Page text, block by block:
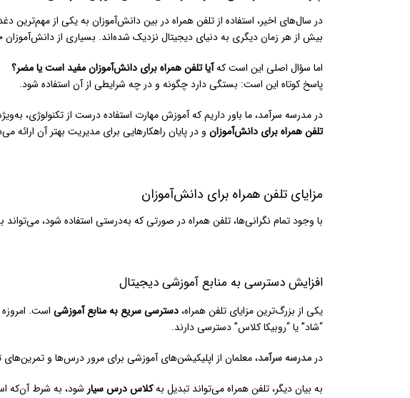
در سال‌های اخیر، استفاده از تلفن همراه در بین دانش‌آموزان به یکی از
بیش از هر زمان دیگری به دنیای دیجیتال نزدیک شده‌اند. بسیاری از
اما سؤال اصلی این است کهآیا تلفن همراه برای دانش‌آموزان مفید است یا مضر؟
پاسخ کوتاه این است: بستگی دارد چگونه و در چه شرایطی از آن استفاده شود.
در مدرسه سرآمد، ما باور داریم که آموزش مهارت استفاده درست از تکنولوژی،
تلفن همراه برای دانش‌آموزان و در پایان راهکارهایی برای مدیریت بهتر آن ارائه
مزایای تلفن همراه برای دانش‌آموزان
با وجود تمام نگرانی‌ها، تلفن همراه در صورتی که به‌درستی استفاده شود،
افزایش دسترسی به منابع آموزشی دیجیتال
یکی از بزرگ‌ترین مزایای تلفن همراه،دسترسی سریع به منابع آموزشی است.
“شاد” یا “روبیکا‌ کلاس” دسترسی دارند.
در مدرسه سرآمد، معلمان از اپلیکیشن‌های آموزشی برای مرور درس‌ها و تمرین‌های
به بیان دیگر، تلفن همراه می‌تواند تبدیل بهکلاس درس سیار شود، به شرط آن‌که